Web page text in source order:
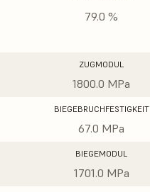
79.0 %
ZUGMODUL
1800.0 MPa
BIEGEBRUCHFESTIGKEIT
67.0 MPa
BIEGEMODUL
1701.0 MPa